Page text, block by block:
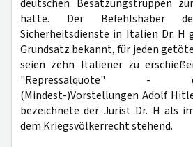
deutschen Besatzungstruppen
hatte. Der Befehlshaber
Sicherheitsdienste in Italien Dr. H
Grundsatz bekannt, für jeden
seien zehn Italiener zu
"Repressalquote"
(Mindest-)Vorstellungen Adolf
bezeichnete der Jurist Dr. H als
dem Kriegsvölkerrecht stehend.